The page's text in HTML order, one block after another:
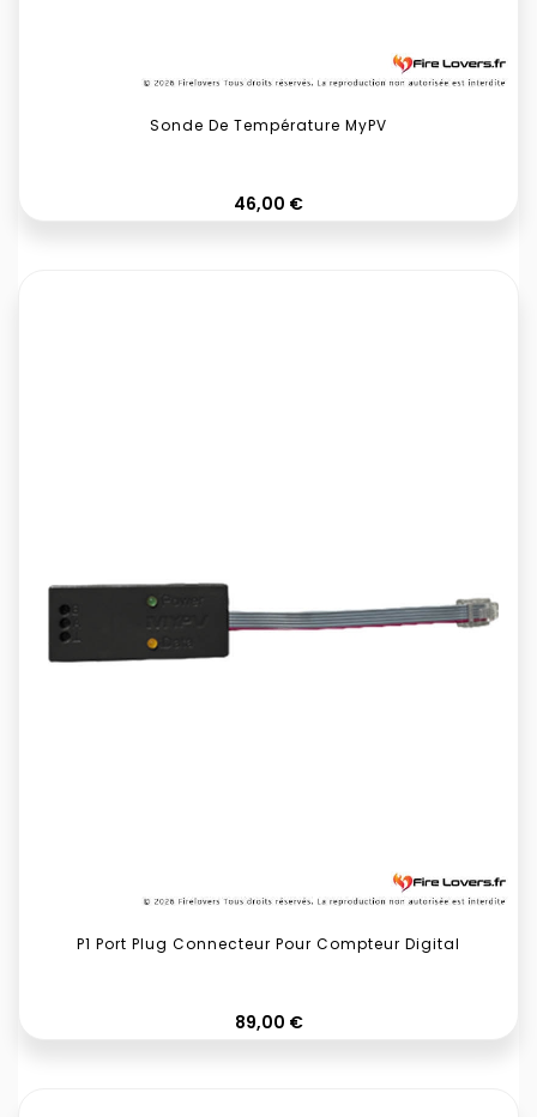
Sonde De Température MyPV
46,00 €Prix
P1 Port Plug Connecteur Pour Compteur Digital
89,00 €Prix